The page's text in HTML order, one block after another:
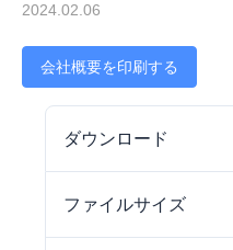
2024.02.06
会社概要を印刷する
ダウンロード
ファイルサイズ